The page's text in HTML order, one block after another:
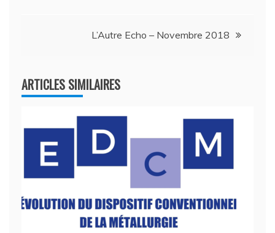
Navigation
l’article
L’Autre Echo – Novembre 2018
ARTICLES SIMILAIRES